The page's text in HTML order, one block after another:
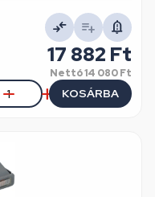
17 882 Ft
Nettó14 080 Ft
KOSÁRBA